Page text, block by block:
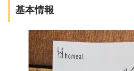
基本情報